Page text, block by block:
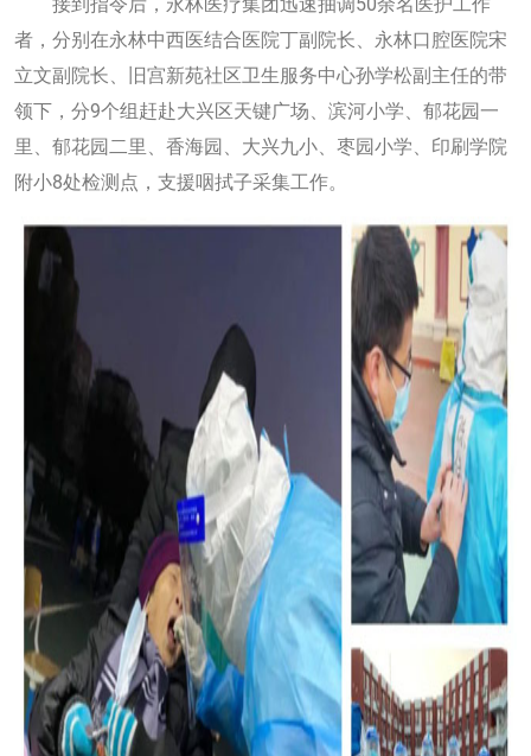
者，分别在永林中西医结合医院丁副院长、永林口腔医院宋
立文副院长、旧宫新苑社区卫生服务中心孙学松副主任的带
领下，分9个组赶赴大兴区天键广场、滨河小学、郁花园一
里、郁花园二里、香海园、大兴九小、枣园小学、印刷学院
附小8处检测点，支援咽拭子采集工作。